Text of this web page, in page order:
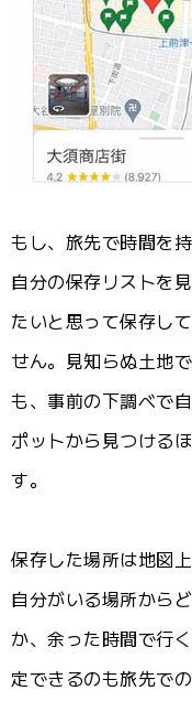
もし、旅先で時間を
自分の保存リストを
たいと思って保存し
せん。見知らぬ土地
も、事前の下調べで
ポットから見つける
す。
保存した場所は地図
自分がいる場所から
か、余った時間で行
定できるのも旅先で